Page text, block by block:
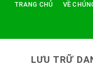
TRANG CHỦ VỀ
LƯU TRỮ